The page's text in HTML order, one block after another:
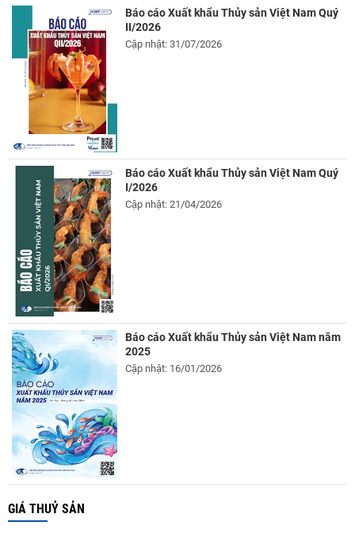
Báo cáo Xuất khẩu Thủy sản Việt Nam Quý
II/2026
Cập nhật: 31/07/2026
Báo cáo Xuất khẩu Thủy sản Việt Nam Quý
I/2026
Cập nhật: 21/04/2026
Báo cáo Xuất khẩu Thủy sản Việt Nam năm
2025
Cập nhật: 16/01/2026
GIÁ THUỶ SẢN